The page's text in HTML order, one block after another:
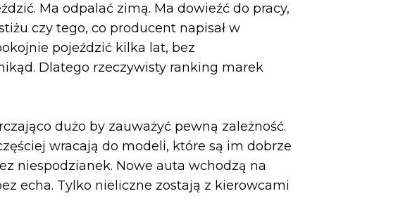
Ma odpalać zimą. Ma dowieźć do pracy,
czy tego, co producent napisał w
pojeździć kilka lat, bez
Dlatego rzeczywisty ranking marek
dużo by zauważyć pewną zależność.
wracają do modeli, które są im dobrze
niespodzianek. Nowe auta wchodzą na
echa. Tylko nieliczne zostają z kierowcami